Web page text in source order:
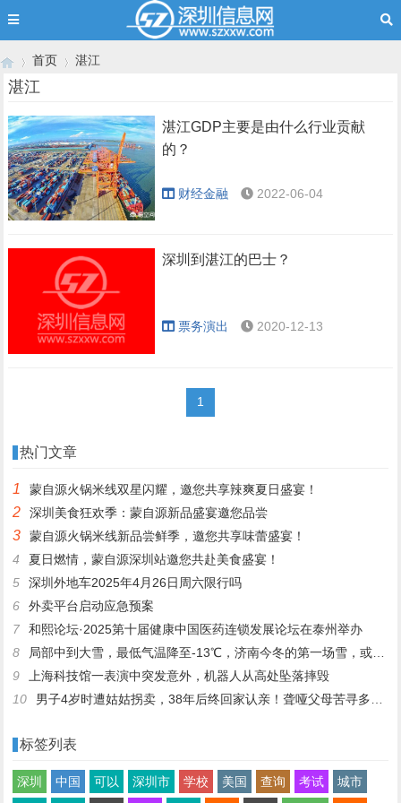
›
首页
›
湛江
湛江
湛江GDP主要是由什么行业贡献
的？
财经金融 2022-06-04
深圳到湛江的巴士？
票务演出 2020-12-13
1
热门文章
1 蒙自源火锅米线双星闪耀，邀您共享辣爽夏日盛宴！
2 深圳美食狂欢季：蒙自源新品盛宴邀您品尝
3
蒙自源火锅米线新品尝鲜季，邀您共享味蕾盛宴！
4
夏日燃情，蒙自源深圳站邀您共赴美食盛宴！
5
深圳外地车2025年4月26日周六限行吗
6
外卖平台启动应急预案
7
和熙论坛·2025第十届健康中国医药连锁发展论坛在泰州举办
8
局部中到大雪，最低气温降至-13℃，济南今冬的第一场雪，或跟去年同一时间！
9
上海科技馆一表演中突发意外，机器人从高处坠落摔毁
10
男子4岁时遭姑姑拐卖，38年后终回家认亲！聋哑父母苦寻多年，母亲已抱憾离世丨红星寻人
标签列表
深圳 中国 可以 深圳市 学校 美国 查询 考试
城市